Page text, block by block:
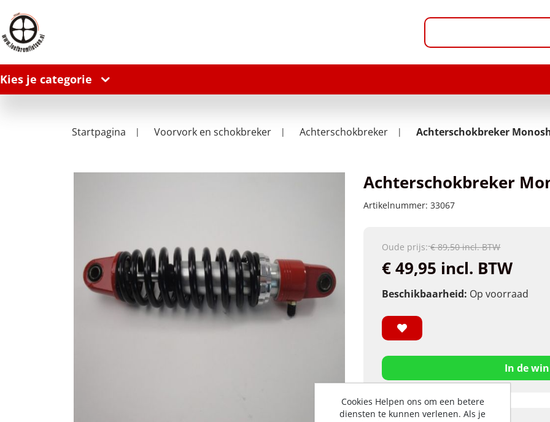
Kies je categorie
Startpagina Voorvork en schokbreker Achterschokbreker Achterschokbreker
Achterschokbreker
Artikelnummer: 33067
Oude prijs: € 89,50 incl. BTW
€ 49,95 incl. BTW
Beschikbaarheid: Op voorraad
In de
Cookies Helpen ons om een betere
diensten te kunnen verlenen. Als je